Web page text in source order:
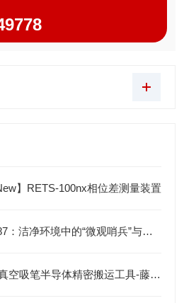
】RETS-100nx相位差测量装置
加野尘埃粒子计数器3887：洁净环境中的“微观哨兵”与洁净度“审计官”
日本福乐（FLUORO）真空吸笔半导体精密搬运工具-藤田光学